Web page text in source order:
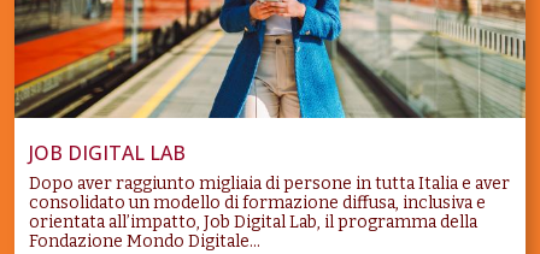
JOB DIGITAL LAB
Dopo aver raggiunto migliaia di persone in tutta Italia e aver
consolidato un modello di formazione diffusa, inclusiva e
orientata all’impatto, Job Digital Lab, il programma della
Fondazione Mondo Digitale...